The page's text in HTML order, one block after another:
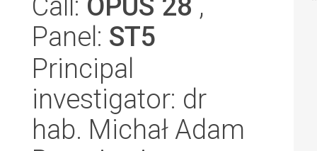
Panel: ST5
Principal
investigator: dr
hab. Michał Adam